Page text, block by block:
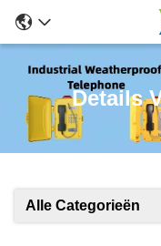
Details
Alle Categorieën